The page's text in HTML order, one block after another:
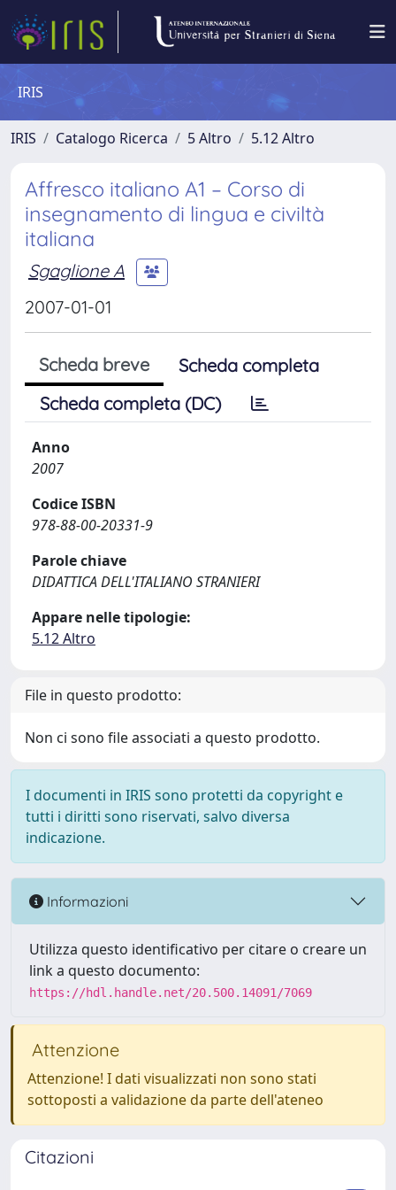
IRIS
IRIS Catalogo Ricerca 5 Altro 5.12 Altro
Affresco italiano A1 – Corso di
insegnamento di lingua e civiltà
italiana
Sgaglione A
2007-01-01
Scheda breve
Scheda completa
Scheda completa (DC)
Anno
2007
Codice ISBN
978-88-00-20331-9
Parole chiave
DIDATTICA DELL'ITALIANO STRANIERI
Appare nelle tipologie:
5.12 Altro
File in questo prodotto:
Non ci sono file associati a questo prodotto.
I documenti in IRIS sono protetti da copyright e
tutti i diritti sono riservati, salvo diversa
indicazione.
Informazioni
Utilizza questo identificativo per citare o creare un
link a questo documento:
https://hdl.handle.net/20.500.14091/7069
Attenzione
Attenzione! I dati visualizzati non sono stati
sottoposti a validazione da parte dell'ateneo
Citazioni